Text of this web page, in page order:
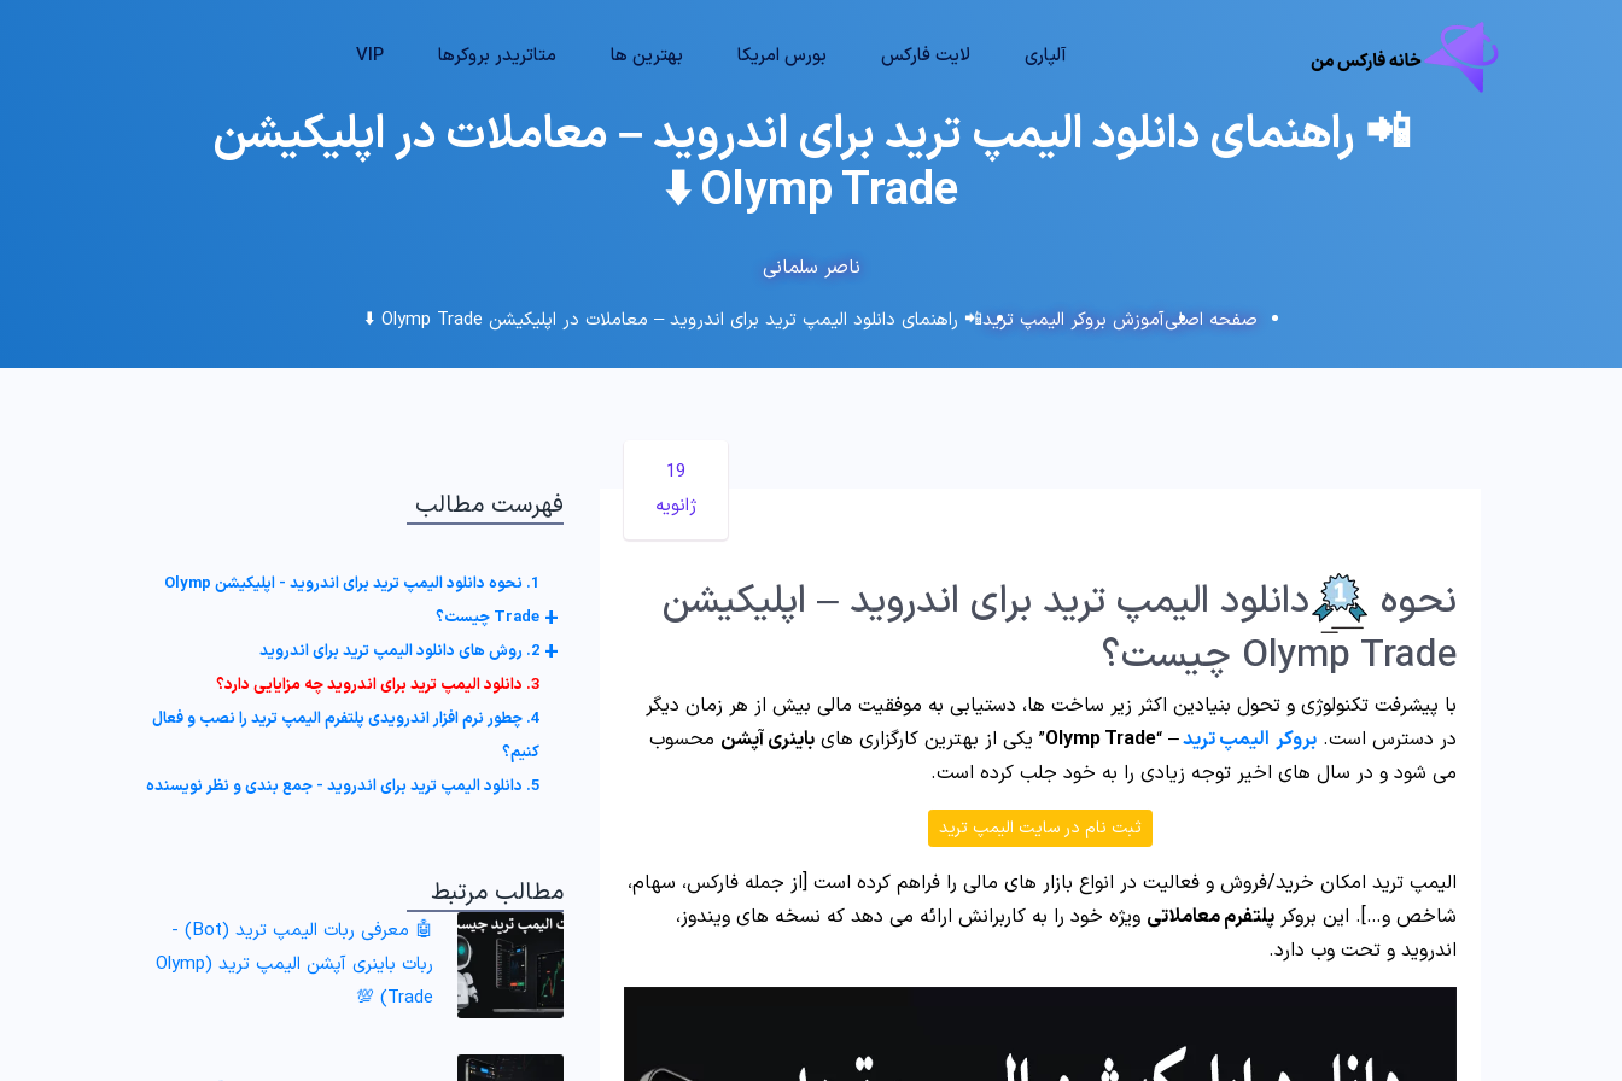
آلپاری لایت فارکس بورس امریکا بهترین ها متاتریدر بروکرها VIP
📲 راهنمای دانلود الیمپ ترید برای اندروید – معاملات در اپلیکیشن
Olymp Trade ⬇️
ناصر سلمانی
صفحه اصلیآموزش بروکر الیمپ ترید📲 راهنمای دانلود الیمپ ترید برای اندروید – معاملات در اپلیکیشن Olymp Trade ⬇️
19
ژانویه
نحوه
دانلود الیمپ ترید برای اندروید – اپلیکیشن
Olymp Trade چیست؟
با پیشرفت تکنولوژی و تحول بنیادین اکثر زیر ساخت ها، دستیابی به موفقیت مالی بیش از هر زمان دیگر
در دسترس است. بروکر الیمپ ترید– “
Olymp Trade” یکی از بهترین کارگزاری های باینری آپشن محسوب
می شود و در سال های اخیر توجه زیادی را به خود جلب کرده است.
ثبت نام در سایت الیمپ ترید
الیمپ ترید امکان خرید/فروش و فعالیت در انواع بازار های مالی را فراهم کرده است [از جمله فارکس، سهام،
شاخص و…]. این بروکر پلتفرم معاملاتی ویژه خود را به کاربرانش ارائه می دهد که نسخه های ویندوز،
اندروید و تحت وب دارد.
فهرست مطالب
1. نحوه دانلود الیمپ ترید برای اندروید - اپلیکیشن Olymp
Trade چیست؟ +
2. روش های دانلود الیمپ ترید برای اندروید +
3. دانلود الیمپ ترید برای اندروید چه مزایایی دارد؟
4. چطور نرم افزار اندرویدی پلتفرم الیمپ ترید را نصب و فعال
کنیم؟
5. دانلود الیمپ ترید برای اندروید - جمع بندی و نظر نویسنده
مطالب مرتبط
🤖 معرفی ربات الیمپ ترید (Bot) -
ربات باینری آپشن الیمپ ترید (Olymp
Trade) 💯